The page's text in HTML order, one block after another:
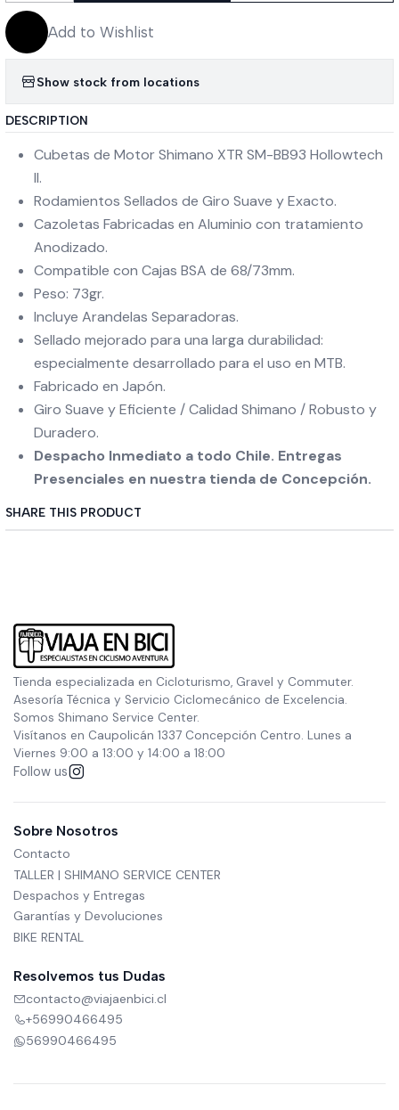
Add to Wishlist
Show stock from locations
DESCRIPTION
Cubetas de Motor Shimano XTR SM-BB93 Hollowtech
II.
Rodamientos Sellados de Giro Suave y Exacto.
Cazoletas Fabricadas en Aluminio con tratamiento
Anodizado.
Compatible con Cajas BSA de 68/73mm.
Peso: 73gr.
Incluye Arandelas Separadoras.
Sellado mejorado para una larga durabilidad:
especialmente desarrollado para el uso en MTB.
Fabricado en Japón.
Giro Suave y Eficiente / Calidad Shimano / Robusto y
Duradero.
Despacho Inmediato a todo Chile. Entregas
Presenciales en nuestra tienda de Concepción.
SHARE THIS PRODUCT
Tienda especializada en Cicloturismo, Gravel y Commuter.
Asesoría Técnica y Servicio Ciclomecánico de Excelencia.
Somos Shimano Service Center.
Visítanos en Caupolicán 1337 Concepción Centro. Lunes a
Viernes 9:00 a 13:00 y 14:00 a 18:00
Follow us
Sobre Nosotros
Contacto
TALLER | SHIMANO SERVICE CENTER
Despachos y Entregas
Garantías y Devoluciones
BIKE RENTAL
Resolvemos tus Dudas
contacto@viajaenbici.cl
+56990466495
56990466495